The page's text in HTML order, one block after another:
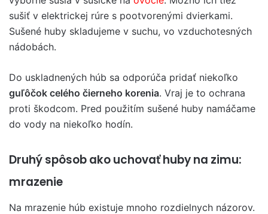
sušiť v elektrickej rúre s pootvorenými dvierkami.
Sušené huby skladujeme v suchu, vo vzduchotesných
nádobách.
Do uskladnených húb sa odporúča pridať niekoľko
guľôčok celého čierneho korenia. Vraj je to ochrana
proti škodcom. Pred použitím sušené huby namáčame
do vody na niekoľko hodín.
Druhý spôsob ako uchovať huby na zimu:
mrazenie
Na mrazenie húb existuje mnoho rozdielnych názorov.